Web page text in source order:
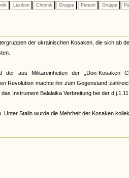
Lexikon Chronik Gruppe Person Gruppe
der ukrainischen Kosaken, die sich ab
der aus Militäreinheiten der „Don-Kosaken
Revolution machte ihn zum Gegenstand
Instrument Balalaika Verbreitung bei der d.j.1.11.
Stalin wurde die Mehrheit der Kosaken